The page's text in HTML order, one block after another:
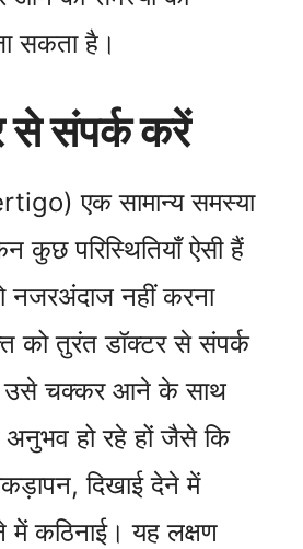
सकता है।
से संपर्क करें
एक सामान्य समस्या
कुछ परिस्थितियाँ ऐसी हैं
नजरअंदाज नहीं करना
को तुरंत डॉक्टर से संपर्क
उसे चक्कर आने के साथ
अनुभव हो रहे हों जैसे कि
दिखाई देने में
में कठिनाई। यह लक्षण